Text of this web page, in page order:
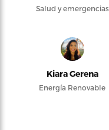
Salud y emergencias
Kiara Gerena
Energía Renovable